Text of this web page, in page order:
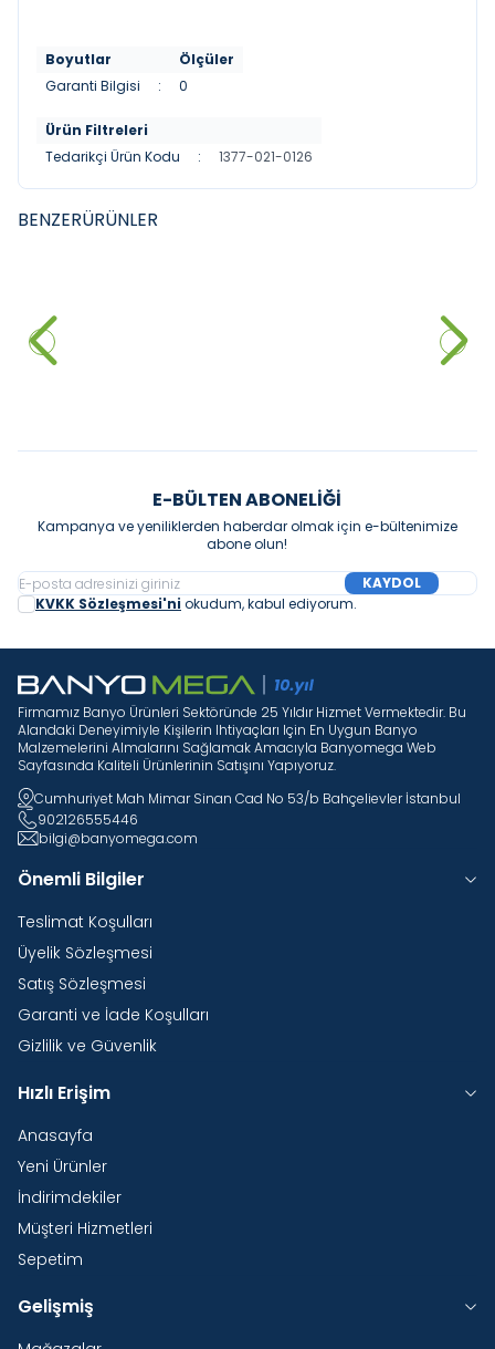
Boyutlar
Ölçüler
Garanti Bilgisi
: 0
Ürün Filtreleri
Tedarikçi Ürün Kodu
: 1377-021-0126
BENZERÜRÜNLER
Lavabo, 60 cm Parlak Beyaz
28.150,00
Lavabo, 43 cm Parlak Beyaz
E-BÜLTEN ABONELIĞI
Kampanya ve yeniliklerden haberdar olmak için e-bültenimize
abone olun!
KAYDOL
KVKK Sözleşmesi'ni okudum, kabul ediyorum.
Firmamız Banyo Ürünleri Sektöründe 25 Yıldır Hizmet Vermektedir. Bu
Alandaki Deneyimiyle Kişilerin Ihtiyaçları Için En Uygun Banyo
Malzemelerini Almalarını Sağlamak Amacıyla Banyomega Web
Sayfasında Kaliteli Ürünlerinin Satışını Yapıyoruz.
Cumhuriyet Mah Mimar Sinan Cad No 53/b Bahçelievler İstanbul
902126555446
bilgi@banyomega.com
Önemli Bilgiler
Teslimat Koşulları
Üyelik Sözleşmesi
Satış Sözleşmesi
Garanti ve İade Koşulları
Gizlilik ve Güvenlik
Hızlı Erişim
Anasayfa
Yeni Ürünler
İndirimdekiler
Müşteri Hizmetleri
Sepetim
Gelişmiş